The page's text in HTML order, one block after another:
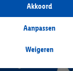
het
of voor het
binnen en
aankoopgedrag in de
Weigeren
Aanpassen
Akkoord